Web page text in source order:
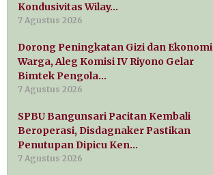
Kondusivitas Wilay…
7 Agustus 2026
Dorong Peningkatan Gizi dan Ekonomi
Warga, Aleg Komisi IV Riyono Gelar
Bimtek Pengola…
7 Agustus 2026
SPBU Bangunsari Pacitan Kembali
Beroperasi, Disdagnaker Pastikan
Penutupan Dipicu Ken…
7 Agustus 2026